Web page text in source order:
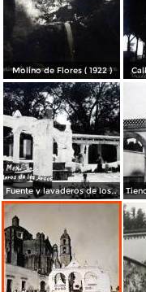
Molino de Flores ( 1922 )
Fuente y lavaderos de los Arcos.